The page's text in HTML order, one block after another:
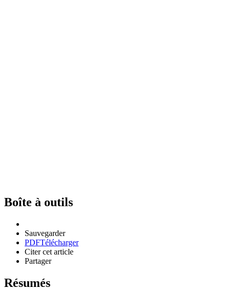
Boîte à outils
Sauvegarder
PDFTélécharger
Citer cet article
Partager
Résumés